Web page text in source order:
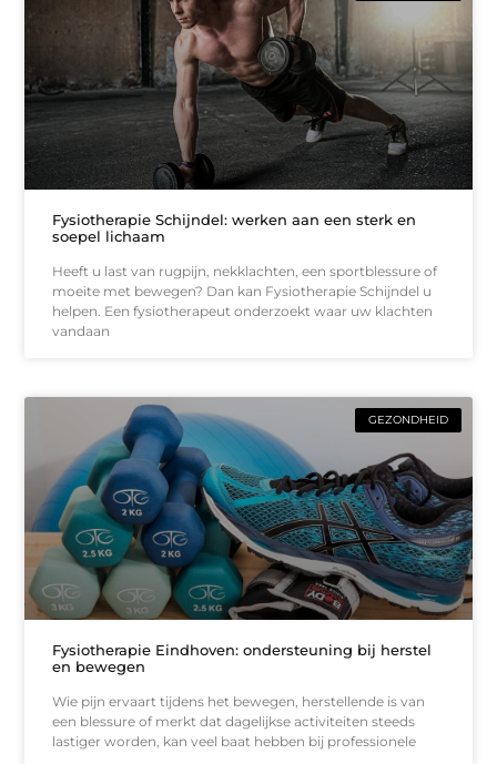
Fysiotherapie Schijndel: werken aan een sterk en
soepel lichaam
Heeft u last van rugpijn, nekklachten, een sportblessure of
moeite met bewegen? Dan kan Fysiotherapie Schijndel u
helpen. Een fysiotherapeut onderzoekt waar uw klachten
vandaan
GEZONDHEID
Fysiotherapie Eindhoven: ondersteuning bij herstel
en bewegen
Wie pijn ervaart tijdens het bewegen, herstellende is van
een blessure of merkt dat dagelijkse activiteiten steeds
lastiger worden, kan veel baat hebben bij professionele